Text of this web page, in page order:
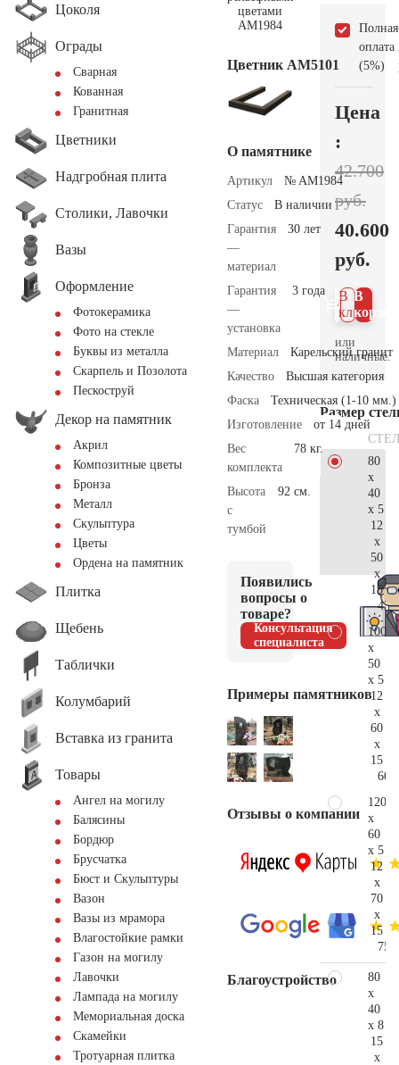
Цоколя
Ограды
Сварная
Кованная
Гранитная
Цветники
Надгробная плита
Столики, Лавочки
Вазы
Оформление
Фотокерамика
Фото на стекле
Буквы из металла
Скарпель и Позолота
Пескоструй
Декор на памятник
Акрил
Композитные цветы
Бронза
Металл
Скульптура
Цветы
Ордена на памятник
Плитка
Щебень
Таблички
Колумбарий
Вставка из гранита
Товары
Ангел на могилу
Балясины
Бордюр
Брусчатка
Бюст и Скульптуры
Вазон
Вазы из мрамора
Влагостойкие рамки
Газон на могилу
Лавочки
Лампада на могилу
Мемориальная доска
Скамейки
Тротуарная плитка
Цветник АМ5101
О памятнике
Артикул
№ AM1984
Статус
В наличии
Гарантия
—
материал
30 лет
Гарантия
—
установка
3 года
Материал
Карельский гранит
Качество
Высшая категория
Фаска
Техническая (1-10 мм.)
Изготовление
от 14 дней
Вес
комплекта
78 кг.
Высота
с
тумбой
92 см.
Появились
вопросы о
товаре?
Консультация
специалиста
Примеры памятников
Отзывы о компании
Благоустройство
Полная
оплата
(5%)
Цена
:
42.700
руб.
40.600
руб.
В
В 1
клик
или
наличные.
Размер
80
x
40
x 5
12
x
50
x
15
100
x
50
x 5
12
x
60
x
15
120
x
60
x 5
12
x
70
x
15
80
x
40
x 8
15
x